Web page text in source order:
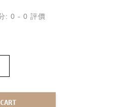
:0 -0 評價